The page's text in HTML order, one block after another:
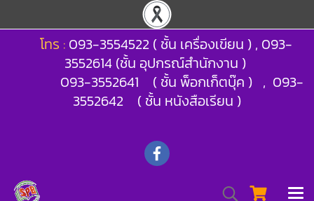
โทร : 093-3554522 ( ชั้น เครื่องเขียน ) , 093-
3552614 (ชั้น อุปกรณ์สำนักงาน )
093-3552641 ( ชั้น พ็อกเก็ตบุ๊ค ) , 093-
3552642 ( ชั้น หนังสือเรียน )